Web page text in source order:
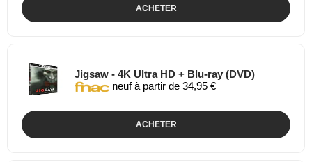
ACHETER
Jigsaw - 4K Ultra HD + Blu-ray (DVD)
neuf à partir de 34,95 €
ACHETER